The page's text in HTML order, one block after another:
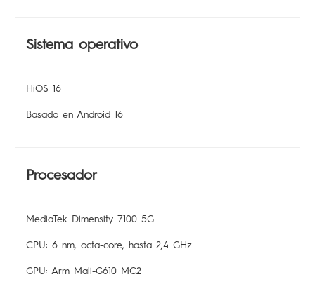
Sistema operativo
HiOS 16
Basado en Android 16
Procesador
MediaTek Dimensity 7100 5G
CPU: 6 nm, octa-core, hasta 2,4 GHz
GPU: Arm Mali-G610 MC2